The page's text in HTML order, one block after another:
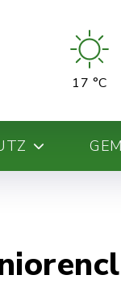
17 °C